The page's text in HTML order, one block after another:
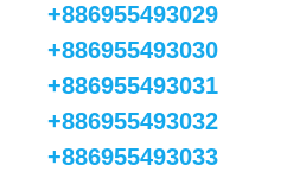
+886955493029
+886955493030
+886955493031
+886955493032
+886955493033